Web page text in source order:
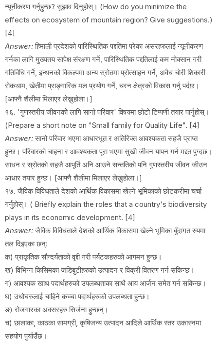
न्यूनीकरण गर्नुहुन्छ? सुझाव दिनुहोस्। (How do you minimize the
effects on ecosystem of mountain region? Give suggestions.)
[4]
Answer:हिमाली प्रदेशको पारिस्थितिक पद्दतिमा परेका असरहरुलाई न्यूनीकरण
गर्नका लागि मुख्यतय सापेक्ष संरक्षण गर्ने, पारिस्थितिक पद्दतिलाई कम नोक्सान गरी
गतिविधि गर्ने, इन्धनको विकल्पमा अन्य स्रोतमा प्रोत्साहन गर्ने, अवैध चोरी शिकारी
रोकथाम, खेतीमा प्राङ्गारिक मल प्रयोग गर्ने, चरन क्षेत्रको विकास गर्नु पर्दछ।
[आफ्नै शैलीमा मिलाएर लेख्नुहोला।]
१६. 'गुणस्तरीय जीवनको लागि सानो परिवार' विषयमा छोटो टिप्पणी तयार पार्नुहोस्।
(Prepare a short note on "Small family for Quality Life". [4]
Answer:सानो परिवार भएमा आधारभूत र अतिरिक्त आवश्यकता सहजै प्राप्त
हुन्छ। परिवारको चाहना र आवश्यकता पूरा भएमा सुखी जीवन यापन गर्न मद्दत पुग्दछ।
साधन र स्रोतको सहजै आपूर्ति अनि आउने सन्ततिको पनि गुणस्तरीय जीवन जीउन
आधार तयार हुन्छ। [आफ्नै शैलीमा मिलाएर लेख्नुहोला।]
१७. जैविक विविधताले देशको आर्थिक विकासमा खेल्ने भूमिकाको छोटकरीमा चर्चा
गर्नुहोस्। ( Briefly explain the roles that a country's biodiversity
plays in its economic development. [4]
Answer:जैविक विविधताले देशको आर्थिक विकासमा खेल्ने भूमिका बुँदागत रुपमा
तल दिइएका छन्:
क) प्राकृतिक सौन्दर्यताको वृद्दी गरी पर्यटकहरुको आगमन हुन्छ।
ख) विभिन्न किसिमका जडिबुटीहरुको उत्पादन र विक्री वितरण गर्न सकिन्छ।
ग) आवश्यक खाध पदार्थहरुको उपलब्धताका साथै आय आर्जन समेत गर्न सकिन्छ।
घ) उधोघरुलाई चाहिने कच्चा पदार्थहरुको उपलब्धता हुन्छ।
ङ) रोजगारका अवसरहरु सिर्जना हुन्छन्।
च) छालाका, काठका सामग्री, कृषिजन्य उत्पादन आदिले आर्थिक स्तर उकास्नमा
सहयोग पुर्याउँछ।